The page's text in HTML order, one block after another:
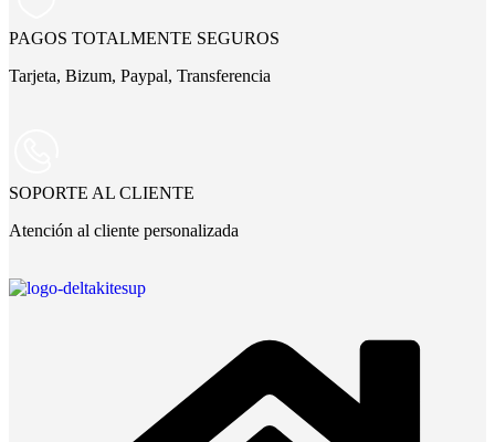
PAGOS TOTALMENTE SEGUROS
Tarjeta, Bizum, Paypal, Transferencia
SOPORTE AL CLIENTE
Atención al cliente personalizada